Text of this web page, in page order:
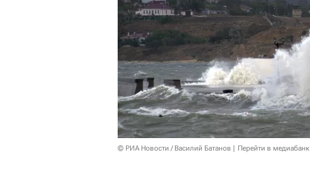
© РИА Новости / Василий Батанов Перейти в медиабанк